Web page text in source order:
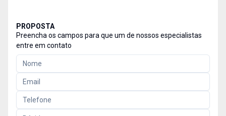
PROPOSTA
Preencha os campos para que um de nossos especialistas
entre em contato